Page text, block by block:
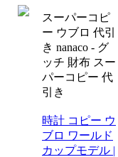
スーパーコピ
ー ウブロ 代引
き nanaco - グ
ッチ 財布 スー
パーコピー 代
引き
時計 コピー ウ
ブロ ワールド
カップモデル |